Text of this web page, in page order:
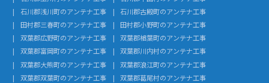
石川郡浅川町のアンテナ工事
石川郡古殿町のアンテナ工事
田村郡三春町のアンテナ工事
田村郡小野町のアンテナ工事
双葉郡広野町のアンテナ工事
双葉郡楢葉町のアンテナ工事
双葉郡富岡町のアンテナ工事
双葉郡川内村のアンテナ工事
双葉郡大熊町のアンテナ工事
双葉郡浪江町のアンテナ工事
双葉郡双葉町のアンテナ工事
双葉郡葛尾村のアンテナ工事